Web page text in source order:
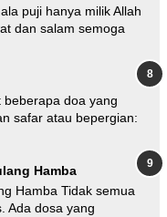
puji hanya milik Allah
dan salam semoga
beberapa doa yang
safar atau bepergian:
Hamba
Hamba Tidak semua
Ada dosa yang